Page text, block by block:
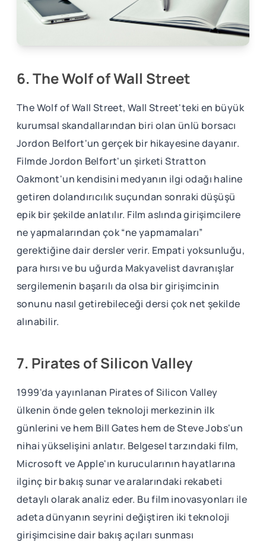
6. The Wolf of Wall Street
The Wolf of Wall Street, Wall Street'teki en büyük
kurumsal skandallarından biri olan ünlü borsacı
Jordon Belfort'un gerçek bir hikayesine dayanır.
Filmde Jordon Belfort'un şirketi Stratton
Oakmont'un kendisini medyanın ilgi odağı haline
getiren dolandırıcılık suçundan sonraki düşüşü
epik bir şekilde anlatılır. Film aslında girişimcilere
ne yapmalarından çok “ne yapmamaları”
gerektiğine dair dersler verir. Empati yoksunluğu,
para hırsı ve bu uğurda Makyavelist davranışlar
sergilemenin başarılı da olsa bir girişimcinin
sonunu nasıl getirebileceği dersi çok net şekilde
alınabilir.
7. Pirates of Silicon Valley
1999'da yayınlanan Pirates of Silicon Valley
ülkenin önde gelen teknoloji merkezinin ilk
günlerini ve hem Bill Gates hem de Steve Jobs'un
nihai yükselişini anlatır. Belgesel tarzındaki film,
Microsoft ve Apple'ın kurucularının hayatlarına
ilginç bir bakış sunar ve aralarındaki rekabeti
detaylı olarak analiz eder. Bu film inovasyonları ile
adeta dünyanın seyrini değiştiren iki teknoloji
girişimcisine dair bakış açıları sunması